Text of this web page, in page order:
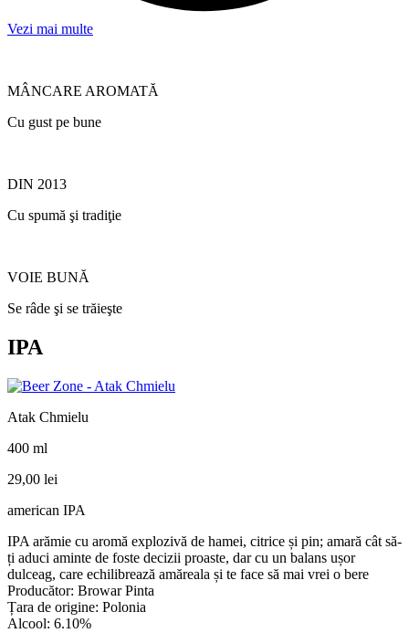
Vezi mai multe
MÂNCARE AROMATĂ
Cu gust pe bune
DIN 2013
Cu spumă şi tradiţie
VOIE BUNĂ
Se râde şi se trăieşte
IPA
Atak Chmielu
400 ml
29,00 lei
american IPA
IPA arămie cu aromă explozivă de hamei, citrice și pin; amară cât să-
ți aduci aminte de foste decizii proaste, dar cu un balans ușor
dulceag, care echilibrează amăreala și te face să mai vrei o bere
Producător: Browar Pinta
Țara de origine: Polonia
Alcool: 6.10%